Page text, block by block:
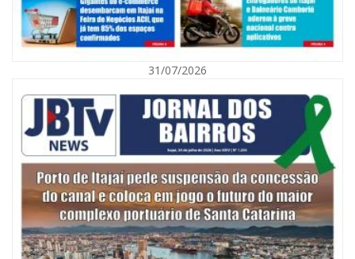
Defesa Civil de Itajaí alerta para chuva, ventos fortes e queda de
temperatura
ITAJAÍ
31/07/2026